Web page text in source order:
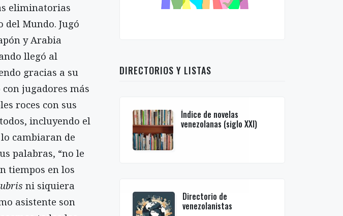
eliminatorias
Mundo. Jugó
y Arabia
llegó al
gracias a su
jugadores más
roces con sus
incluyendo el
cambiaran de
palabras, “no le
tiempos en los
ni siquiera
asistente son
DIRECTORIOS Y LISTAS
Índice de novelas
venezolanas (siglo XXI)
Directorio de
venezolanistas